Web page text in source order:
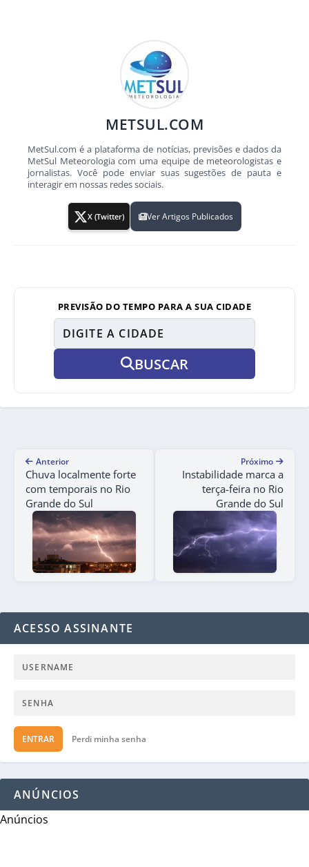
METSUL.COM
MetSul.com é a plataforma de notícias, previsões e dados da
MetSul Meteorologia com uma equipe de meteorologistas e
jornalistas. Você pode enviar suas sugestões de pauta e
interagir em nossas redes sociais.
X (Twitter) Ver Artigos Publicados
PREVISÃO DO TEMPO PARA A SUA CIDADE
BUSCAR
Anterior
Chuva localmente forte
com temporais no Rio
Grande do Sul
Próximo
Instabilidade marca a
terça-feira no Rio
Grande do Sul
ACESSO ASSINANTE
ENTRAR Perdi minha senha
ANÚNCIOS
Anúncios